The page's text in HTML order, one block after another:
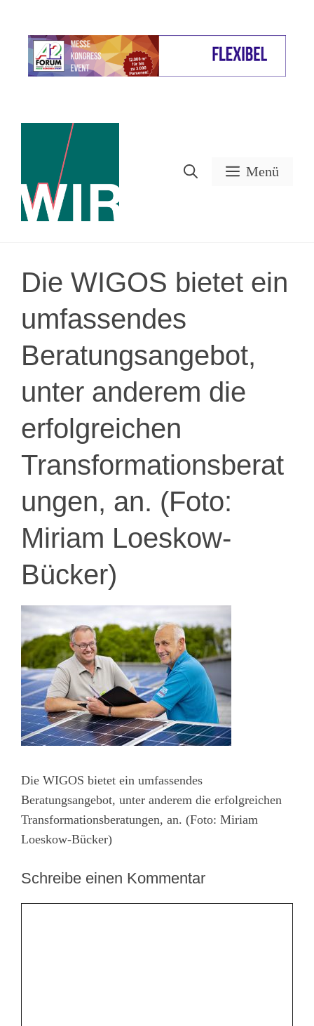
springen
Menü
Die WIGOS bietet ein
umfassendes
Beratungsangebot,
unter anderem die
erfolgreichen
Transformationsberat
ungen, an. (Foto:
Miriam Loeskow-
Bücker)
Die WIGOS bietet ein umfassendes
Beratungsangebot, unter anderem die erfolgreichen
Transformationsberatungen, an. (Foto: Miriam
Loeskow-Bücker)
Schreibe einen Kommentar